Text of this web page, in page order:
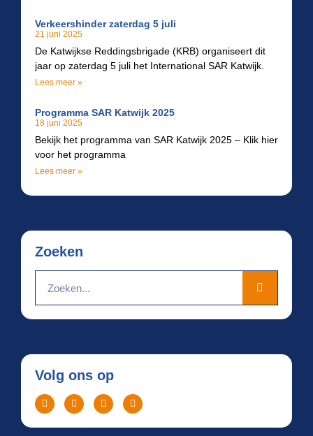
Verkeershinder zaterdag 5 juli
21 juni 2025
De Katwijkse Reddingsbrigade (KRB) organiseert dit
jaar op zaterdag 5 juli het International SAR Katwijk.
Lees meer »
Programma SAR Katwijk 2025
18 juni 2025
Bekijk het programma van SAR Katwijk 2025 – Klik hier
voor het programma
Lees meer »
Zoeken
Volg ons op